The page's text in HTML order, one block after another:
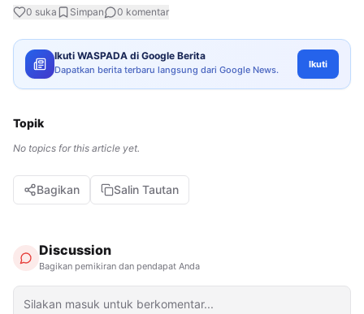
0 suka Simpan 0 komentar
Ikuti WASPADA di Google Berita
Dapatkan berita terbaru langsung dari Google News. Ikuti
Topik
No topics for this article yet.
Bagikan Salin Tautan
Discussion
Bagikan pemikiran dan pendapat Anda